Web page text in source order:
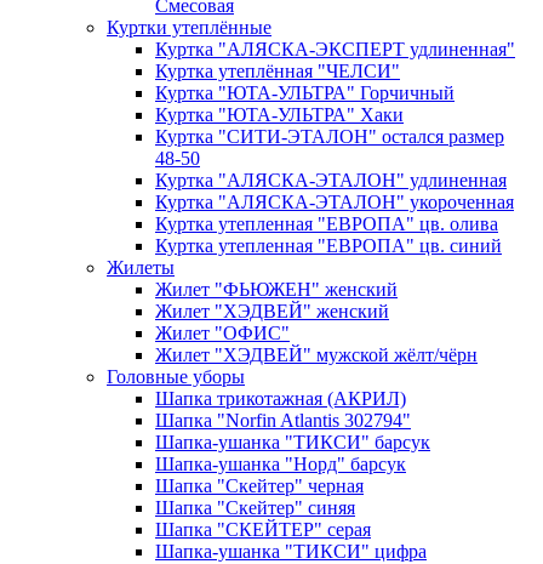
Смесовая
Куртки утеплённые
Куртка "АЛЯСКА-ЭКСПЕРТ удлиненная"
Куртка утеплённая "ЧЕЛСИ"
Куртка "ЮТА-УЛЬТРА" Горчичный
Куртка "ЮТА-УЛЬТРА" Хаки
Куртка "СИТИ-ЭТАЛОН" остался размер
48-50
Куртка "АЛЯСКА-ЭТАЛОН" удлиненная
Куртка "АЛЯСКА-ЭТАЛОН" укороченная
Куртка утепленная "ЕВРОПА" цв. олива
Куртка утепленная "ЕВРОПА" цв. синий
Жилеты
Жилет "ФЬЮЖЕН" женский
Жилет "ХЭДВЕЙ" женский
Жилет "ОФИС"
Жилет "ХЭДВЕЙ" мужской жёлт/чёрн
Головные уборы
Шапка трикотажная (АКРИЛ)
Шапка "Norfin Atlantis 302794"
Шапка-ушанка "ТИКСИ" барсук
Шапка-ушанка "Норд" барсук
Шапка "Скейтер" черная
Шапка "Скейтер" синяя
Шапка "СКЕЙТЕР" серая
Шапка-ушанка "ТИКСИ" цифра